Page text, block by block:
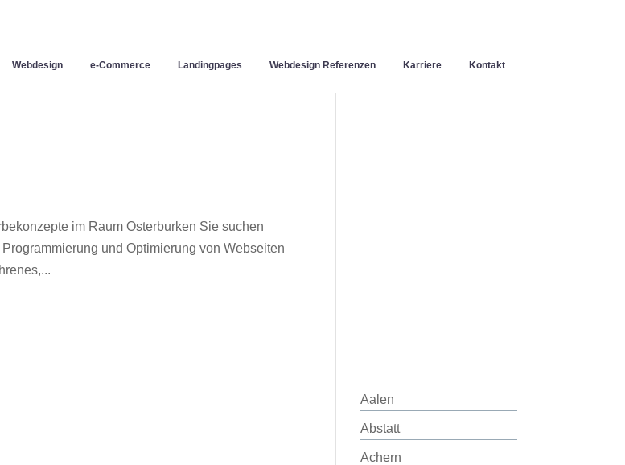
Webdesign e-Commerce Landingpages Webdesign Referenzen Karriere Kontakt
im Raum Osterburken Sie suchen
und Optimierung von Webseiten
Aalen
Abstatt
Achern